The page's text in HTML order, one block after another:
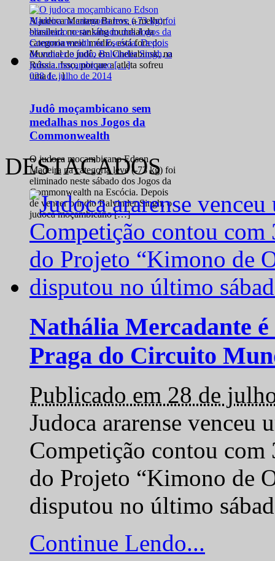
A judoca Mariana Barros, a melhor
brasileira no ranking mundial da
categoria meio médio, está fora do
Mundial de judô, em Cheliabinsk, na
Rússia. Isso, porque a atleta sofreu
uma […]
028 de julho de 2014
Judô moçambicano sem
medalhas nos Jogos da
Commonwealth
O judoca moçambicano Edson
Madeira na categoria leve (-73 kg) foi
eliminado neste sábado dos Jogos da
Commonwealth na Escócia. Depois
de vencer o índio Balvinder Singh, o
judoca moçambicano […]
DESTACADOS
Nathália Mercadante
Praga do Circuito
Publicado em 28 de
Judoca ararense venceu
Competição contou com
do Projeto “Kimono de
disputou no último
Continue Lendo...